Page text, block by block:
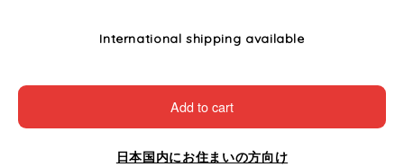
International shipping available
Add to cart
日本国内にお住まいの方向け